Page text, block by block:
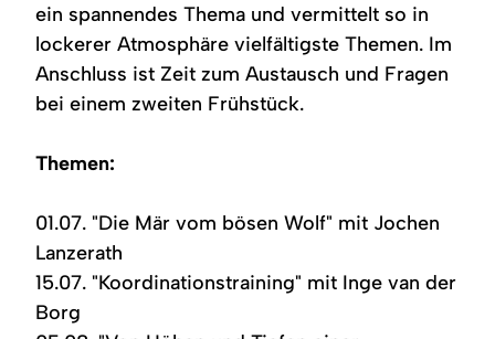
ein spannendes Thema und vermittelt so in
lockerer Atmosphäre vielfältigste Themen. Im
Anschluss ist Zeit zum Austausch und Fragen
bei einem zweiten Frühstück.
Themen:
01.07. "Die Mär vom bösen Wolf" mit Jochen
Lanzerath
15.07. "Koordinationstraining" mit Inge van der
Borg